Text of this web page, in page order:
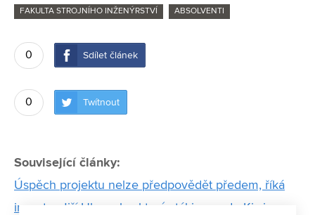
FAKULTA STROJNÍHO INŽENÝRSTVÍ ABSOLVENTI
0 Sdílet článek
0 Twítnout
Související články:
Úspěch projektu nelze předpovědět předem, říká
investor Jiří Hlavenka, který stál i u zrodu Kiwi.com